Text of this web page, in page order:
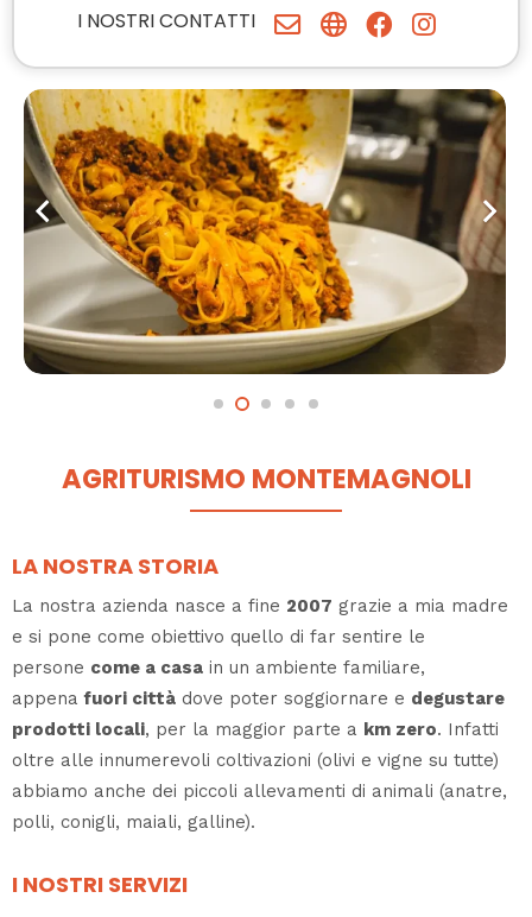
I NOSTRI CONTATTI
AGRITURISMO MONTEMAGNOLI
LA NOSTRA STORIA
La nostra azienda nasce a fine 2007 grazie a mia madre
e si pone come obiettivo quello di far sentire le
persone come a casa in un ambiente familiare,
appena fuori città dove poter soggiornare e degustare
prodotti locali, per la maggior parte a km zero. Infatti
oltre alle innumerevoli coltivazioni (olivi e vigne su tutte)
abbiamo anche dei piccoli allevamenti di animali (anatre,
polli, conigli, maiali, galline).
I NOSTRI SERVIZI